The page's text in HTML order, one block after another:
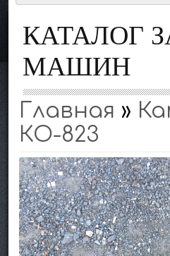
КАТАЛОГ
МАШИН
Главная »
КО-823